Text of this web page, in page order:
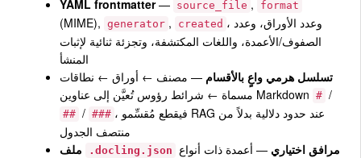
YAML frontmatter— source_file , format
(MIME), generator , created ، وعدد الأوراق، وعدد
الصفوف/الأعمدة، واللغات المكتشفة، وتجزئة ثنائية لإثبات
المنشأ
تسلسل هرمي واعٍ بالأقسام — مصنف ← أوراق ← نطاقات
مسماة ← شرائط رؤوس تُعيَّن إلى عناوين Markdown
# /
## / ### ، فيقطع مُقسِّمو RAG عند حدود دلالية بدلاً من
منتصف الجدول
.docling.json مرافق اختياري — أعمدة ذات أنواع